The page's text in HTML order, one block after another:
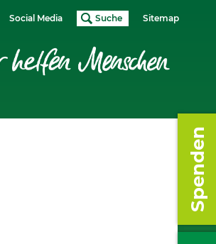
Social Media Suche Sitemap
Spenden